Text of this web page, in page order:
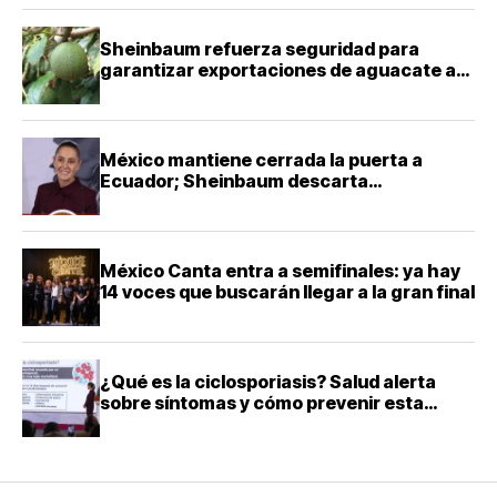
Sheinbaum refuerza seguridad para
garantizar exportaciones de aguacate a
México mantiene cerrada la puerta a
Ecuador; Sheinbaum descarta
México Canta entra a semifinales: ya hay
14 voces que buscarán llegar a la gran final
¿Qué es la ciclosporiasis? Salud alerta
sobre síntomas y cómo prevenir esta